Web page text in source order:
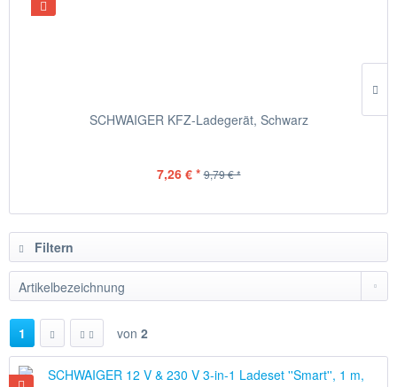
SCHWAIGER KFZ-Ladegerät, Schwarz
7,26 € * 9,79 € *
Filtern
1 von 2